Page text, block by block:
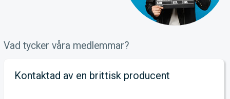
Vad tycker våra medlemmar?
Kontaktad av en brittisk producent